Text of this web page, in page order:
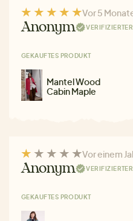
Vor 5
Anonym
GEKAUFTES PRODUKT
Mantel Wood
Cabin Maple
Vor einem
Anonym
GEKAUFTES PRODUKT